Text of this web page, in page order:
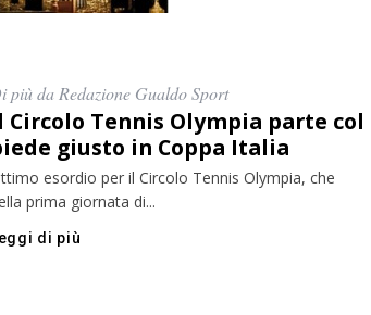
più da Redazione Gualdo Sport
Circolo Tennis Olympia parte col
giusto in Coppa Italia
esordio per il Circolo Tennis Olympia, che
prima giornata di...
di più